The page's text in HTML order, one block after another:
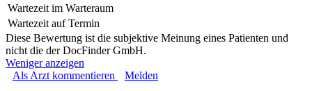
Wartezeit im Warteraum
Wartezeit auf Termin
Diese Bewertung ist die subjektive Meinung eines Patienten und
nicht die der DocFinder GmbH.
Weniger anzeigen
Als Arzt kommentieren
Melden